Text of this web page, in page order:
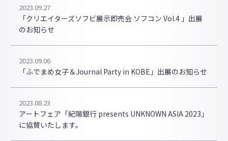
2023.09.27
「クリエイターズソフビ展示即売会 ソフコン Vol.4 」出展
のお知らせ
2023.09.06
「ふでまめ女子＆Journal Party in KOBE」出展のお知らせ
2023.08.23
アートフェア「紀陽銀行 presents UNKNOWN ASIA 2023」
に協賛いたします。